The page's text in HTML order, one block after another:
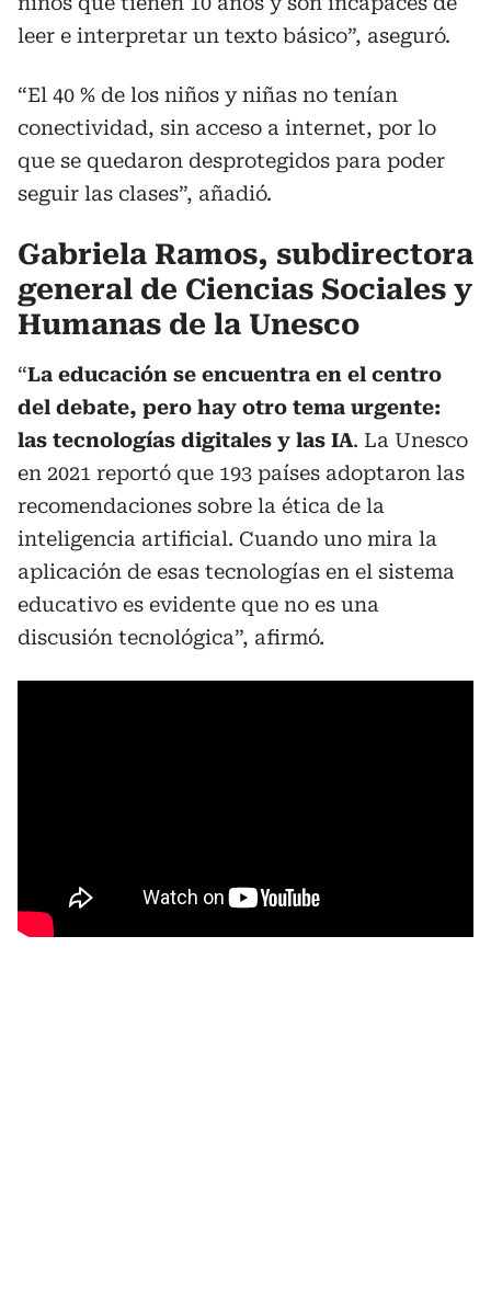
leer e interpretar un texto básico”, aseguró.
“El 40 % de los niños y niñas no tenían
conectividad, sin acceso a internet, por lo
que se quedaron desprotegidos para poder
seguir las clases”, añadió.
Gabriela Ramos, subdirectora
general de Ciencias Sociales y
Humanas de la Unesco
“La educación se encuentra en el centro
del debate, pero hay otro tema urgente:
las tecnologías digitales y las IA. La Unesco
en 2021 reportó que 193 países adoptaron las
recomendaciones sobre la ética de la
inteligencia artificial. Cuando uno mira la
aplicación de esas tecnologías en el sistema
educativo es evidente que no es una
discusión tecnológica”, afirmó.